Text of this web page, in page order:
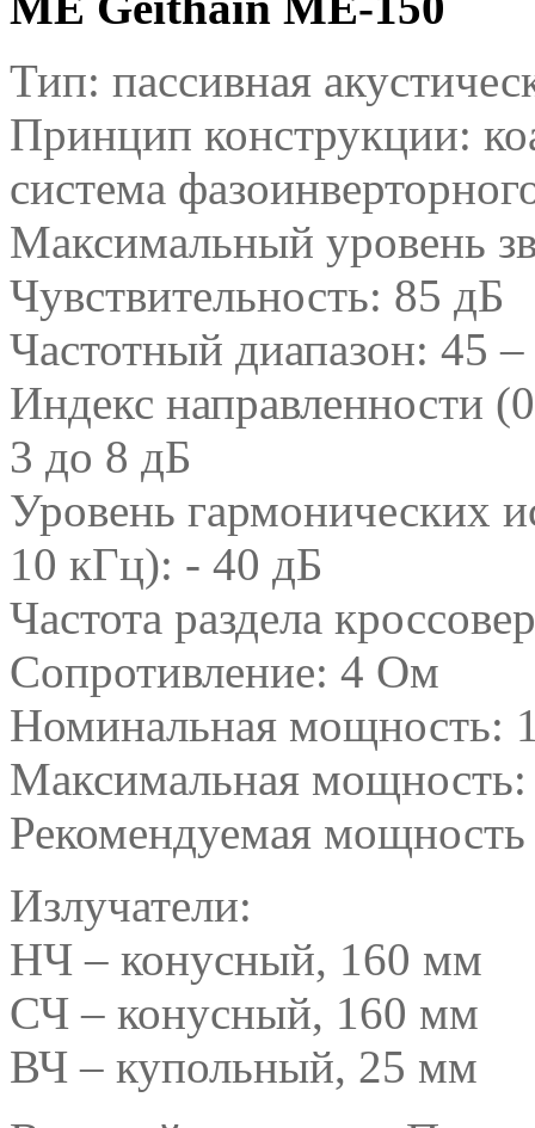
Тип: пассивная
Принцип конструкции:
система
Максимальный уровень
Чувствительность: 85 дБ
Частотный диапазон: 45
Индекс направленности
3 до 8 дБ
Уровень гармонических
10 кГц): - 40 дБ
Частота раздела
Сопротивление: 4 Ом
Номинальная мощность:
Максимальная
Рекомендуемая
Излучатели:
НЧ – конусный, 160 мм
СЧ – конусный, 160 мм
ВЧ – купольный, 25 мм